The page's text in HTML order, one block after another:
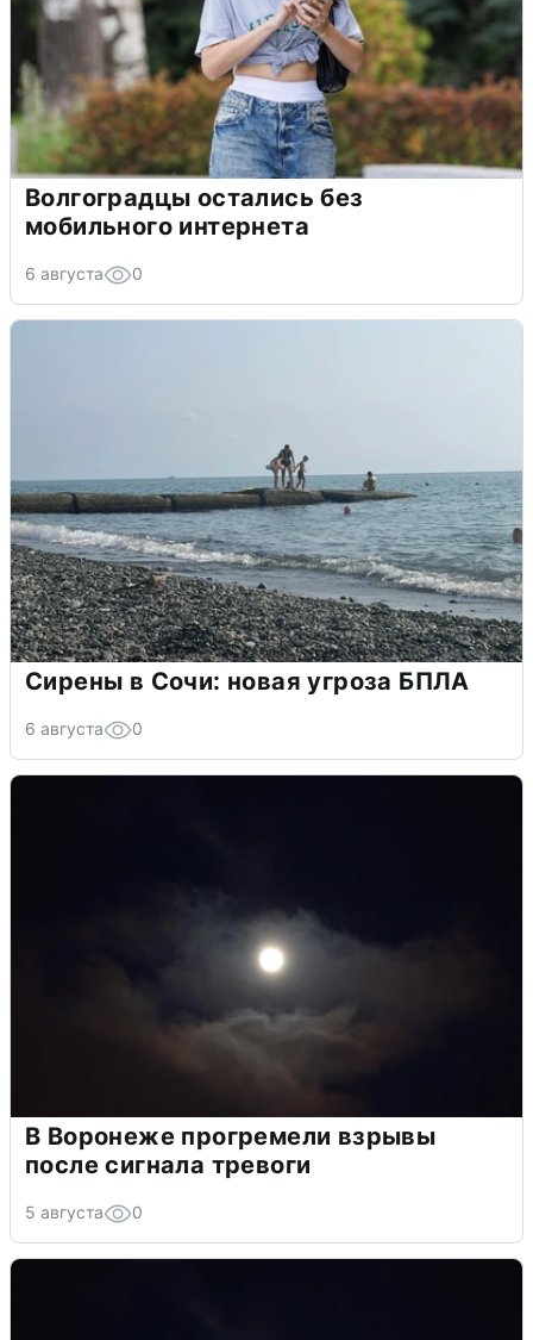
Волгоградцы остались без
мобильного интернета
6 августа 0
Сирены в Сочи: новая угроза БПЛА
6 августа 0
В Воронеже прогремели взрывы
после сигнала тревоги
5 августа 0